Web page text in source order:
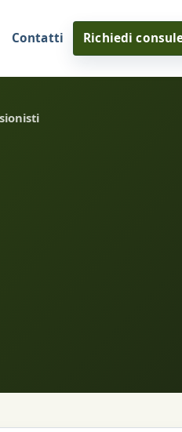
Contatti Richiedi